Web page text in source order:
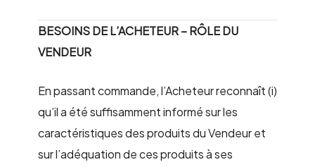
BESOINS DE L’ACHETEUR – RÔLE DU
VENDEUR
En passant commande, l’Acheteur reconnaît (i)
qu’il a été suffisamment informé sur les
caractéristiques des produits du Vendeur et
sur l’adéquation de ces produits à ses